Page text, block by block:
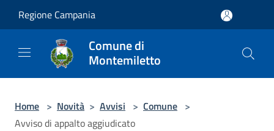
Regione Campania
Comune di
Montemiletto
Home > Novità > Avvisi > Comune >
Avviso di appalto aggiudicato